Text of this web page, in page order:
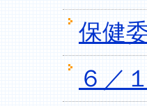
保健
６／